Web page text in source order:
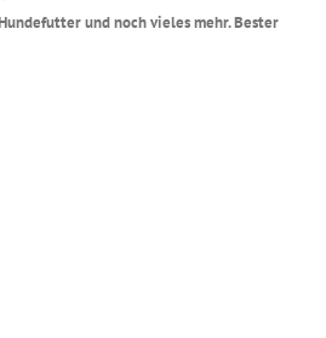
und noch vieles mehr. Bester